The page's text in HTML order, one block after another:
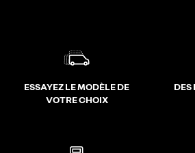
ESSAYEZ LE MODÈLE DE
VOTRE CHOIX
DES